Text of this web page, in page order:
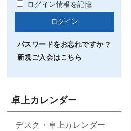
ログイン情報を記憶
パスワードをお忘れですか ?
新規ご入会はこちら
卓上カレンダー
デスク・卓上カレンダー